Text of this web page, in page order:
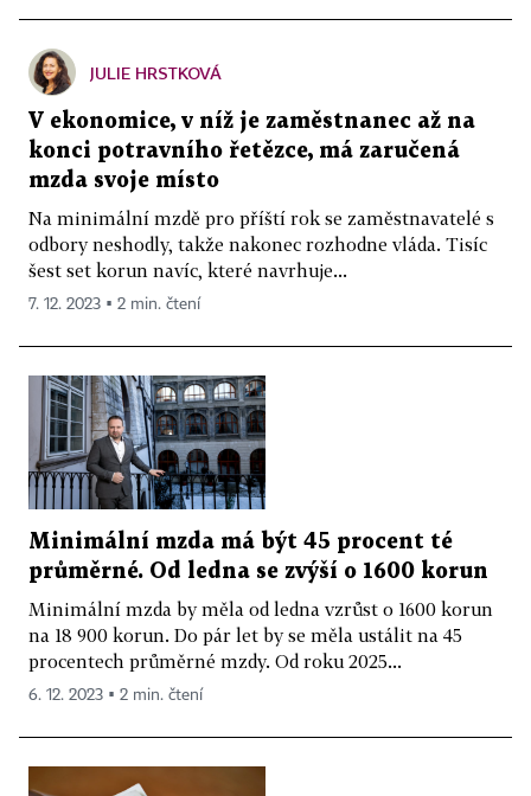
JULIE HRSTKOVÁ
V ekonomice, v níž je zaměstnanec až na
konci potravního řetězce, má zaručená
mzda svoje místo
Na minimální mzdě pro příští rok se zaměstnavatelé s
odbory neshodly, takže nakonec rozhodne vláda. Tisíc
šest set korun navíc, které navrhuje...
7. 12. 2023 ▪ 2 min. čtení
Minimální mzda má být 45 procent té
průměrné. Od ledna se zvýší o 1600 korun
Minimální mzda by měla od ledna vzrůst o 1600 korun
na 18 900 korun. Do pár let by se měla ustálit na 45
procentech průměrné mzdy. Od roku 2025...
6. 12. 2023 ▪ 2 min. čtení